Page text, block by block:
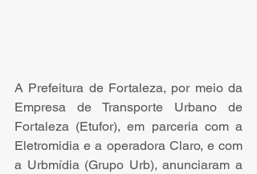
A Prefeitura de Fortaleza, por meio da
Empresa de Transporte Urbano de
Fortaleza (Etufor), em parceria com a
Eletromidia e a operadora Claro, e com
a Urbmídia (Grupo Urb), anunciaram a